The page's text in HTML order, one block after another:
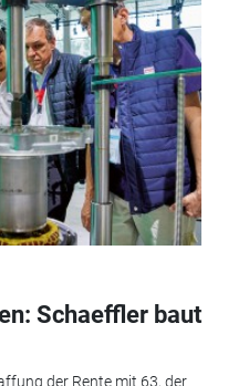
Schaeffler baut
der Rente mit 63, der